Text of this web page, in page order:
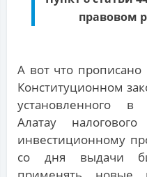
правовом
А вот что прописано
Конституционном
установленного
Алатау
инвестиционному
со дня выдачи